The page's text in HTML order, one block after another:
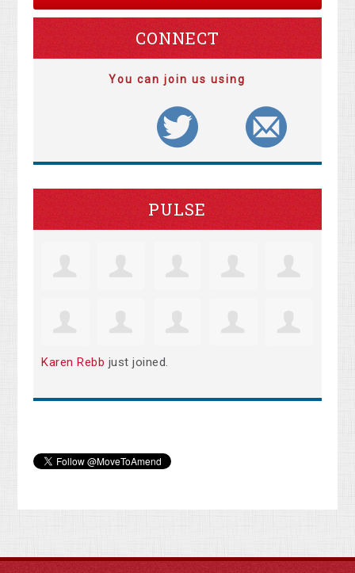
CONNECT
You can join us using
PULSE
Karen Rebb just joined.